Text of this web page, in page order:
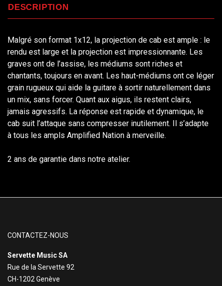
DESCRIPTION
Malgré son format 1x12, la projection de cab est ample : le
rendu est large et la projection est impressionnante. Les
graves ont de l’assise, les médiums sont riches et
chantants, toujours en avant. Les haut-médiums ont ce léger
grain rugueux qui aide la guitare à sortir naturellement dans
un mix, sans forcer. Quant aux aigus, ils restent clairs,
jamais agressifs. La réponse est rapide et dynamique, le
cab suit l’attaque sans compresser inutilement. Il s’adapte
à tous les ampls Amplified Nation à merveille.
2 ans de garantie dans notre atelier.
CONTACTEZ-NOUS
Servette Music SA
Rue de la Servette 92
CH-1202 Genève